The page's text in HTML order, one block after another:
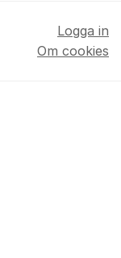
Logga in
Om cookies